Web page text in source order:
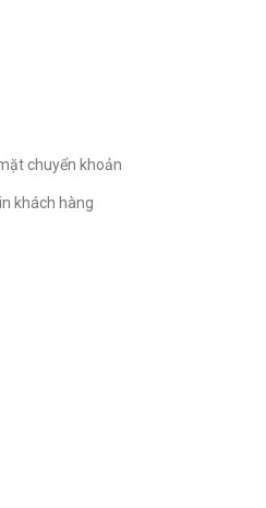
chuyển khoản
khách hàng